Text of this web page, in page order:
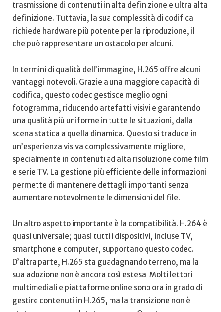
trasmissione di contenuti in alta definizione‌ e ultra‍ alta
definizione. Tuttavia, la sua‌ complessità di codifica
richiede hardware più potente per la riproduzione, il⁤
che può⁤ rappresentare un ostacolo per alcuni.
In termini‌ di qualità dell’immagine, H.265 offre alcuni
‌vantaggi notevoli. Grazie a⁤ una maggiore capacità​ di
codifica, questo codec gestisce ​meglio ​ogni
fotogramma,⁢ riducendo artefatti visivi e garantendo
una qualità più uniforme in tutte le situazioni, dalla⁢
scena statica⁤ a quella‌ dinamica. Questo si traduce in
‌un’esperienza visiva complessivamente migliore,
specialmente in contenuti ad ⁣alta⁤ risoluzione ⁤come film
e serie TV. La ⁢gestione ‌più efficiente delle informazioni
permette di mantenere⁣ dettagli importanti senza
aumentare notevolmente⁢ le dimensioni ⁣del file.
Un altro aspetto‌ importante è la compatibilità.‌ H.264 è
quasi universale; quasi tutti‌ i dispositivi, incluse TV, ​
smartphone e computer, supportano ⁢questo codec.
D’altra​ parte, H.265 sta guadagnando terreno, ma la
sua‍ adozione non è‍ ancora ‍così ​estesa. Molti lettori
multimediali‍ e piattaforme online‍ sono⁤ ora in grado di
gestire contenuti in H.265, ma la transizione non è⁢